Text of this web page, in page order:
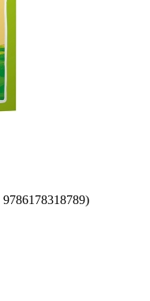
9786178318789)